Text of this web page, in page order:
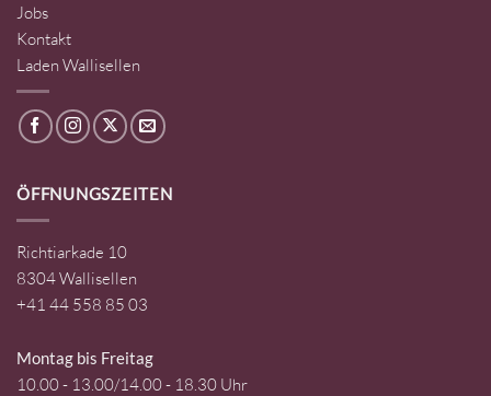
Jobs
Kontakt
Laden Wallisellen
ÖFFNUNGSZEITEN
Richtiarkade 10
8304 Wallisellen
+41 44 558 85 03
Montag bis Freitag
10.00 - 13.00/14.00 - 18.30 Uhr